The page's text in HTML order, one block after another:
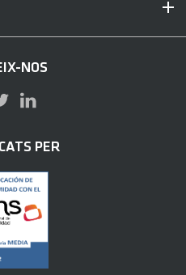
NOS
PER